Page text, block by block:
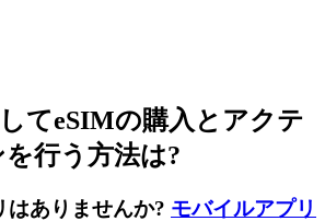
てeSIMの購入とアクテ
行う方法は?
はありませんか? モバイルアプリ